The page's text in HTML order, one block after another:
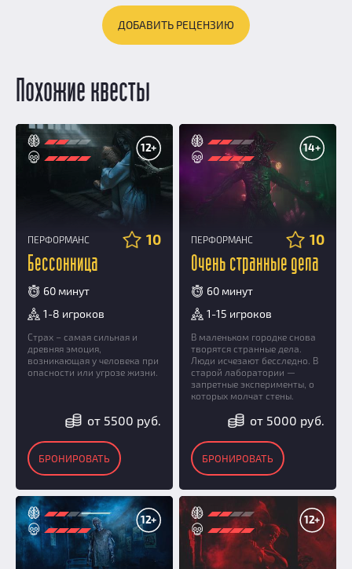
ДОБАВИТЬ РЕЦЕНЗИЮ
Похожие квесты
12+
ПЕРФОРМАНС 10
Бессонница
60 минут
1-8 игроков
Страх – самая сильная и
древняя эмоция,
возникающая у человека при
опасности или угрозе жизни.
от 5500 руб.
БРОНИРОВАТЬ
14+
ПЕРФОРМАНС 10
Очень странные дела
60 минут
1-15 игроков
В маленьком городке снова
творятся странные дела.
Люди исчезают бесследно. В
старой лаборатории —
запретные эксперименты, о
которых молчат стены.
от 5000 руб.
БРОНИРОВАТЬ
12+ 12+